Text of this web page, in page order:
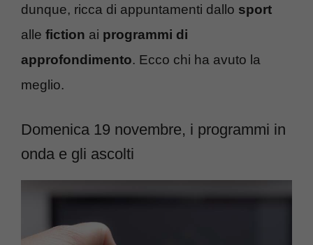
dunque, ricca di appuntamenti dallo sport
alle fiction ai programmi di
approfondimento. Ecco chi ha avuto la
meglio.
Domenica 19 novembre, i programmi in
onda e gli ascolti